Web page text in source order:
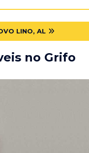
LINO, AL
no Grifo